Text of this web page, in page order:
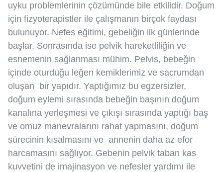
uyku problemlerinin çözümünde bile etkilidir. Doğum
için fizyoterapistler ile çalışmanın birçok faydası
bulunuyor. Nefes eğitimi, gebeliğin ilk günlerinde
başlar. Sonrasında ise pelvik hareketliliğin ve
esnemenin sağlanması mühim. Pelvis, bebeğin
içinde oturduğu leğen kemiklerimiz ve sacrumdan
oluşan bir yapıdır. Yaptığımız bu egzersizler,
doğum eylemi sırasında bebeğin başının doğum
kanalına yerleşmesi ve çıkışı sırasında yaptığı baş
ve omuz manevralarını rahat yapmasını, doğum
sürecinin kısalmasını ve annenin daha az efor
harcamasını sağlıyor. Gebenin pelvik taban kas
kuvvetini de imajinasyon ve nefesler yardımı ile